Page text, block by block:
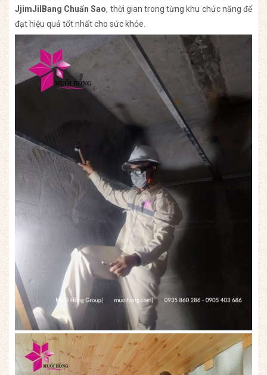
JjimJilBang Chuẩn Sao, thời gian trong từng khu chức năng để
đạt hiệu quả tốt nhất cho sức khỏe.